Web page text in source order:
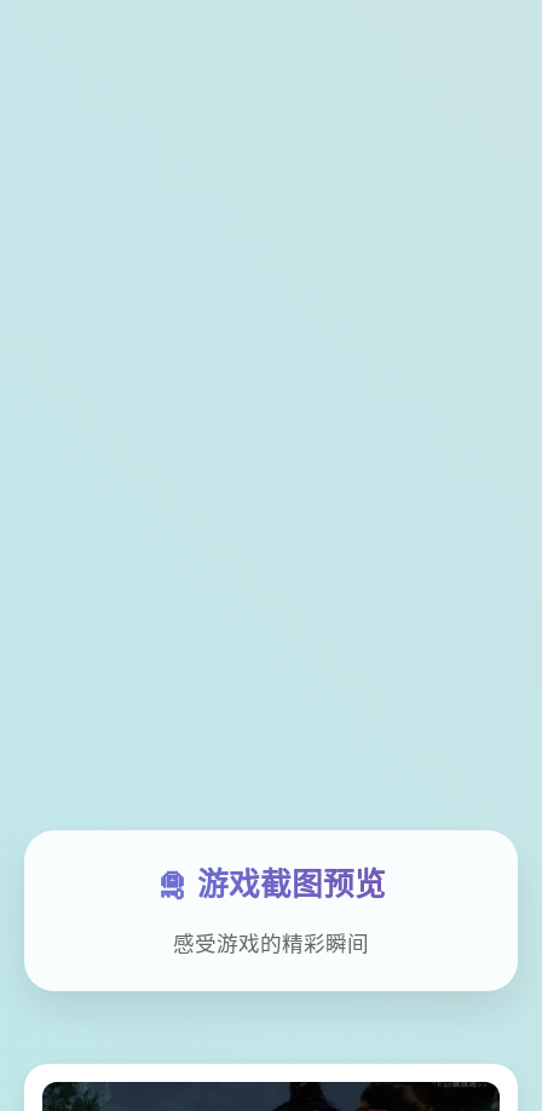
🛅 游戏截图预览
感受游戏的精彩瞬间